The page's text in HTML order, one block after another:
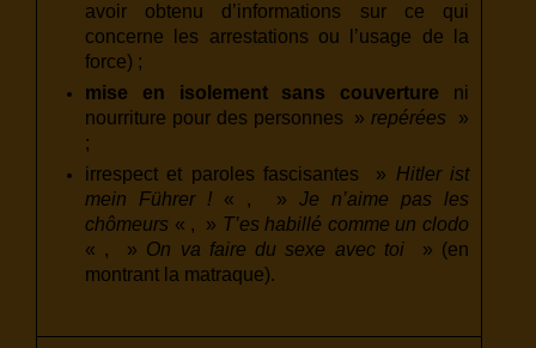
avoir obtenu d’informations sur ce qui
concerne les arrestations ou l’usage de la
force) ;
mise en isolement sans couverture ni
nourriture pour des personnes »repérées
»
;
irrespect et paroles fascisantes » Hitler ist
mein Führer ! « , » Je n’aime pas les
chômeurs « , » T’es habillé comme un clodo
« , » On va faire du sexe avec toi
» (en
montrant la matraque).